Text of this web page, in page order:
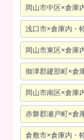
岡山市中区×倉庫
浅口市×倉庫内・
岡山市東区×倉庫
御津郡建部町×倉
岡山市南区×倉庫
赤磐郡瀬戸町×倉
倉敷市×倉庫内・